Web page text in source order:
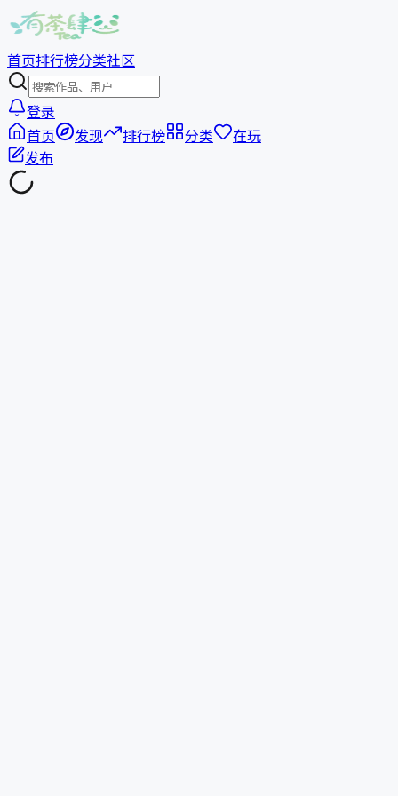
首页排行榜分类社区
登录
首页
发现 排行榜 分类
在玩
发布